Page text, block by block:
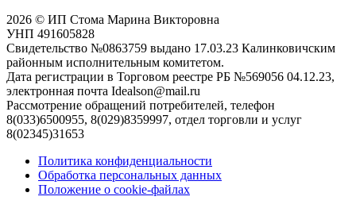
2026 © ИП Стома Марина Викторовна
УНП 491605828
Свидетельство №0863759 выдано 17.03.23 Калинковичским
районным исполнительным комитетом.
Дата регистрации в Торговом реестре РБ №569056 04.12.23,
электронная почта Idealson@mail.ru
Рассмотрение обращений потребителей, телефон
8(033)6500955, 8(029)8359997, отдел торговли и услуг
8(02345)31653
Политика конфиденциальности
Обработка персональных данных
Положение о cookie-файлах